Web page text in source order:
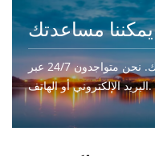
مساعدتك
يمكنك الاتصال بنا بأي طريقة مناسبة لك. نحن متواجدون 24/7 عبر
البريد الإلكتروني أو الهاتف.